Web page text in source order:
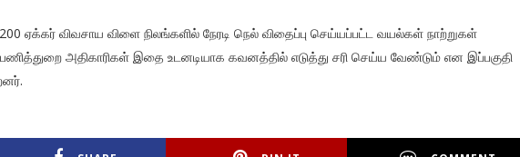
ஏக்கர் விவசாய விளை நிலங்களில் நேரடி நெல் விதைப்பு செய்யப்பட்ட வயல்கள் நாற்றுகள்
அதிகாரிகள் இதை உடனடியாக கவனத்தில் எடுத்து சரி செய்ய வேண்டும் என இப்பகுதி